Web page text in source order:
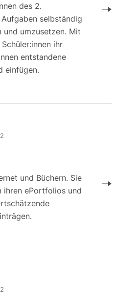
des 2.
selbständig
und umzusetzen. Mit
ihr
entstandene
einfügen.
und Büchern. Sie
ihren ePortfolios und